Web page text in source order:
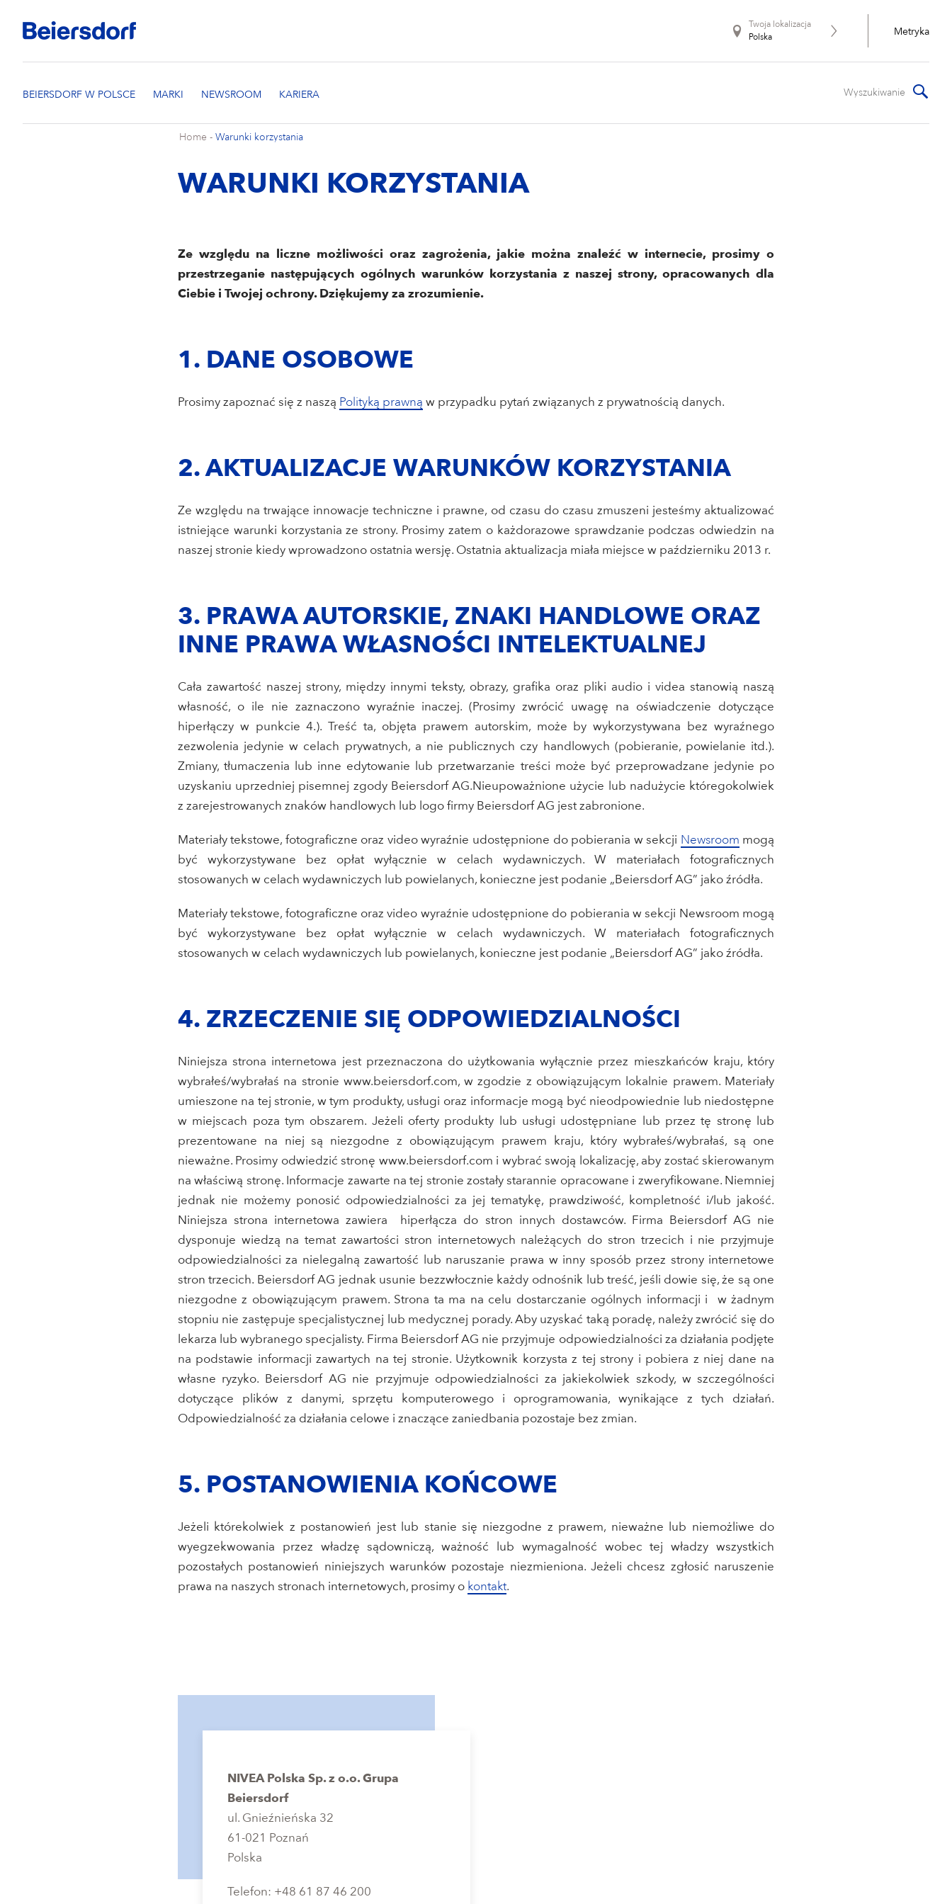
Twoja lokalizacja
Polska
Metryka
Home - Warunki korzystania
WARUNKI KORZYSTANIA
Ze względu na liczne możliwości oraz zagrożenia, jakie można znaleźć w internecie, prosimy o
przestrzeganie następujących ogólnych warunków korzystania z naszej strony, opracowanych dla
Ciebie i Twojej ochrony. Dziękujemy za zrozumienie.
1. DANE OSOBOWE
Prosimy zapoznać się z naszą Polityką prawną w przypadku pytań związanych z prywatnością danych.
2. AKTUALIZACJE WARUNKÓW KORZYSTANIA
Ze względu na trwające innowacje techniczne i prawne, od czasu do czasu zmuszeni jesteśmy aktualizować
istniejące warunki korzystania ze strony. Prosimy zatem o każdorazowe sprawdzanie podczas odwiedzin na
naszej stronie kiedy wprowadzono ostatnia wersję. Ostatnia aktualizacja miała miejsce w październiku 2013 r.
3. PRAWA AUTORSKIE, ZNAKI HANDLOWE ORAZ
INNE PRAWA WŁASNOŚCI INTELEKTUALNEJ
Cała zawartość naszej strony, między innymi teksty, obrazy, grafika oraz pliki audio i videa stanowią naszą
własność, o ile nie zaznaczono wyraźnie inaczej. (Prosimy zwrócić uwagę na oświadczenie dotyczące
hiperłączy w punkcie 4.). Treść ta, objęta prawem autorskim, może by wykorzystywana bez wyraźnego
zezwolenia jedynie w celach prywatnych, a nie publicznych czy handlowych (pobieranie, powielanie itd.).
Zmiany, tłumaczenia lub inne edytowanie lub przetwarzanie treści może być przeprowadzane jedynie po
uzyskaniu uprzedniej pisemnej zgody Beiersdorf AG.Nieupoważnione użycie lub nadużycie któregokolwiek
z zarejestrowanych znaków handlowych lub logo firmy Beiersdorf AG jest zabronione.
Materiały tekstowe, fotograficzne oraz video wyraźnie udostępnione do pobierania w sekcji Newsroom mogą
być wykorzystywane bez opłat wyłącznie w celach wydawniczych. W materiałach fotograficznych
stosowanych w celach wydawniczych lub powielanych, konieczne jest podanie „Beiersdorf AG” jako źródła.
Materiały tekstowe, fotograficzne oraz video wyraźnie udostępnione do pobierania w sekcji Newsroom mogą
być wykorzystywane bez opłat wyłącznie w celach wydawniczych. W materiałach fotograficznych
stosowanych w celach wydawniczych lub powielanych, konieczne jest podanie „Beiersdorf AG” jako źródła.
4. ZRZECZENIE SIĘ ODPOWIEDZIALNOŚCI
Niniejsza strona internetowa jest przeznaczona do użytkowania wyłącznie przez mieszkańców kraju, który
wybrałeś/wybrałaś na stronie www.beiersdorf.com, w zgodzie z obowiązującym lokalnie prawem. Materiały
umieszone na tej stronie, w tym produkty, usługi oraz informacje mogą być nieodpowiednie lub niedostępne
w miejscach poza tym obszarem. Jeżeli oferty produkty lub usługi udostępniane lub przez tę stronę lub
prezentowane na niej są niezgodne z obowiązującym prawem kraju, który wybrałeś/wybrałaś, są one
nieważne. Prosimy odwiedzić stronę www.beiersdorf.com i wybrać swoją lokalizację, aby zostać skierowanym
na właściwą stronę. Informacje zawarte na tej stronie zostały starannie opracowane i zweryfikowane. Niemniej
jednak nie możemy ponosić odpowiedzialności za jej tematykę, prawdziwość, kompletność i/lub jakość.
Niniejsza strona internetowa zawiera hiperłącza do stron innych dostawców. Firma Beiersdorf AG nie
dysponuje wiedzą na temat zawartości stron internetowych należących do stron trzecich i nie przyjmuje
odpowiedzialności za nielegalną zawartość lub naruszanie prawa w inny sposób przez strony internetowe
stron trzecich. Beiersdorf AG jednak usunie bezzwłocznie każdy odnośnik lub treść, jeśli dowie się, że są one
niezgodne z obowiązującym prawem. Strona ta ma na celu dostarczanie ogólnych informacji i w żadnym
stopniu nie zastępuje specjalistycznej lub medycznej porady. Aby uzyskać taką poradę, należy zwrócić się do
lekarza lub wybranego specjalisty. Firma Beiersdorf AG nie przyjmuje odpowiedzialności za działania podjęte
na podstawie informacji zawartych na tej stronie. Użytkownik korzysta z tej strony i pobiera z niej dane na
własne ryzyko. Beiersdorf AG nie przyjmuje odpowiedzialności za jakiekolwiek szkody, w szczególności
dotyczące plików z danymi, sprzętu komputerowego i oprogramowania, wynikające z tych działań.
Odpowiedzialność za działania celowe i znaczące zaniedbania pozostaje bez zmian.
5. POSTANOWIENIA KOŃCOWE
Jeżeli którekolwiek z postanowień jest lub stanie się niezgodne z prawem, nieważne lub niemożliwe do
wyegzekwowania przez władzę sądowniczą, ważność lub wymagalność wobec tej władzy wszystkich
pozostałych postanowień niniejszych warunków pozostaje niezmieniona. Jeżeli chcesz zgłosić naruszenie
prawa na naszych stronach internetowych, prosimy o kontakt.
NIVEA Polska Sp. z o.o. Grupa
Beiersdorf
ul. Gnieźnieńska 32
61-021 Poznań
Polska
Telefon: +48 61 87 46 200